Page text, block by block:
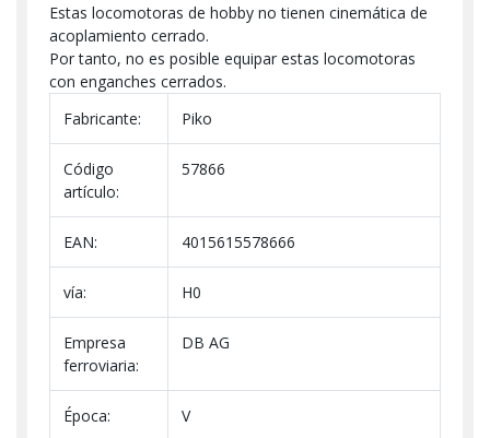
Estas locomotoras de hobby no tienen cinemática de
acoplamiento cerrado.
Por tanto, no es posible equipar estas locomotoras
con enganches cerrados.
Fabricante:
Piko
Código
artículo:
57866
EAN: 4015615578666
vía: H0
Empresa
ferroviaria:
DB AG
Época: V